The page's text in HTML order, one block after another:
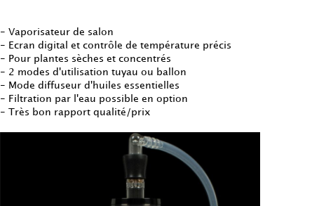
- Vaporisateur de salon
- Ecran digital et contrôle de température précis
- Pour plantes sèches et concentrés
- 2 modes d'utilisation tuyau ou ballon
- Mode diffuseur d'huiles essentielles
- Filtration par l'eau possible en option
- Très bon rapport qualité/prix